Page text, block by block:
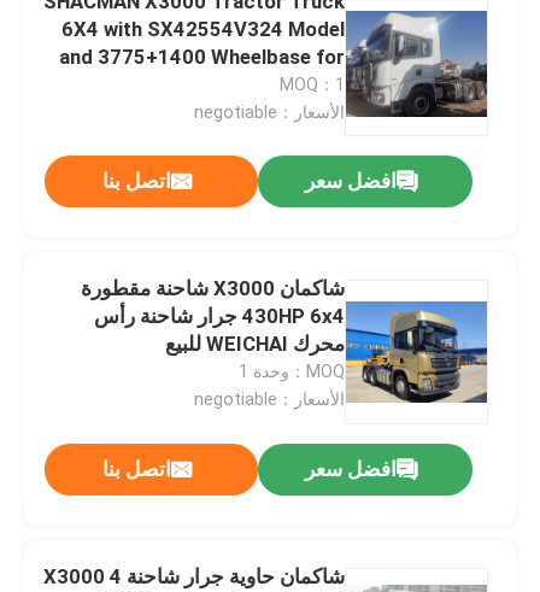
6X4 with SX42554V324 Model
and 3775+1400 Wheelbase for
45～60/80 km/h Speed
MOQ：1
الأسعار：negotiable
افضل سعر اتصل بنا
شاكمان X3000 شاحنة مقطورة
430HP 6x4 جرار شاحنة رأس
محرك WEICHAI للبيع
MOQ：وحدة 1
الأسعار：negotiable
افضل سعر اتصل بنا
شاكمان حاوية جرار شاحنة X3000 4